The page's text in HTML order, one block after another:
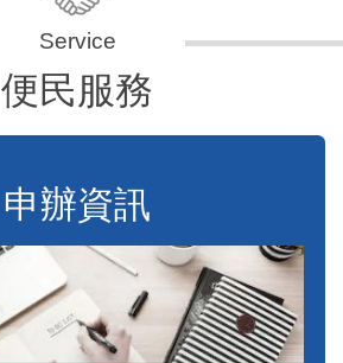
便民服務
申辦資訊